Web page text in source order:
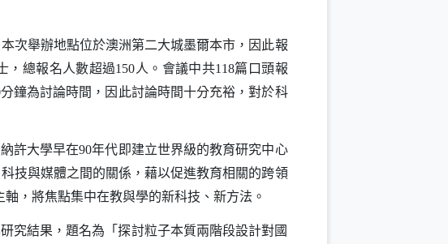
次舉辦地點位於澳洲第二大城墨爾本市，因此報
，總報名人數超過150人。會議中共118篇口頭報
分鐘為討論時間，因此討論時間十分充裕，對於科
許大學早在90年代即建立世界級的教育研究中心
技與媒體之間的關係，藉以促進教育相關的跨領
，將焦點集中在教與學的新科技、新方法。
結果，題名為「探討粒子本質兩階段設計對國